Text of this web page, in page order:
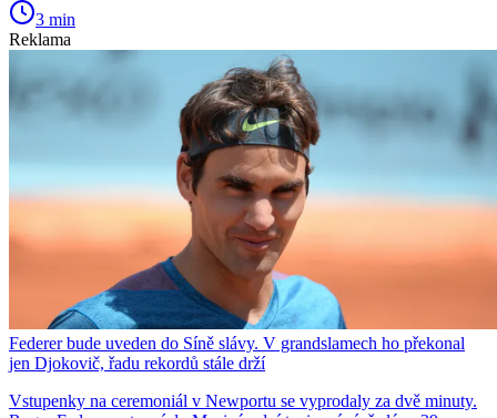
3 min
Reklama
Federer bude uveden do Síně slávy. V grandslamech ho překonal
jen Djokovič, řadu rekordů stále drží
Vstupenky na ceremoniál v Newportu se vyprodaly za dvě minuty.